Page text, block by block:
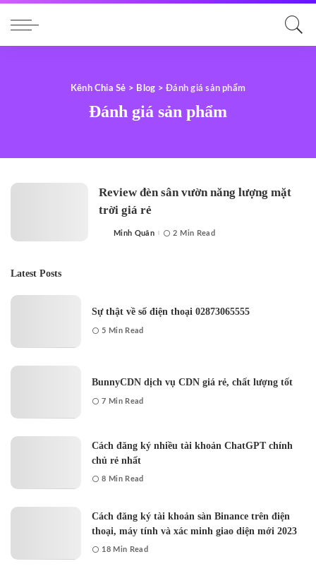
Kênh Chia Sẻ > Blog >Đánh giá sản phẩm
Đánh giá sản phẩm
Review đèn sân vườn năng lượng mặt
trời giá rẻ
PostedMinh Quân 2 Min Read
Latest Posts
Sự thật về số điện thoại 02873065555
5 Min Read
BunnyCDN dịch vụ CDN giá rẻ, chất lượng tốt
7 Min Read
Cách đăng ký nhiều tài khoản ChatGPT chính
chủ rẻ nhất
8 Min Read
Cách đăng ký tài khoản sàn Binance trên điện
thoại, máy tính và xác minh giao diện mới 2023
18 Min Read